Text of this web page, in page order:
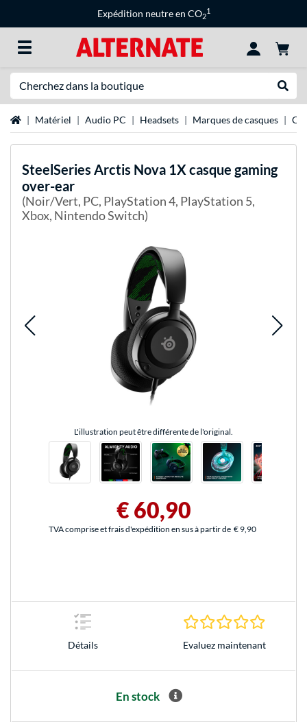
Expédition neutre en CO2
1
Page d'accueil
Matériel Audio PC Headsets Marques de casques
SteelSeries Arctis Nova 1X casque gaming
over-ear
(Noir/Vert, PC, PlayStation 4, PlayStation 5,
Xbox, Nintendo Switch)
L'illustration peut être différente de l'original.
€ 60,90
TVA comprise et frais d'expédition en sus à partir de € 9,90
Détails Evaluez maintenant
En stock